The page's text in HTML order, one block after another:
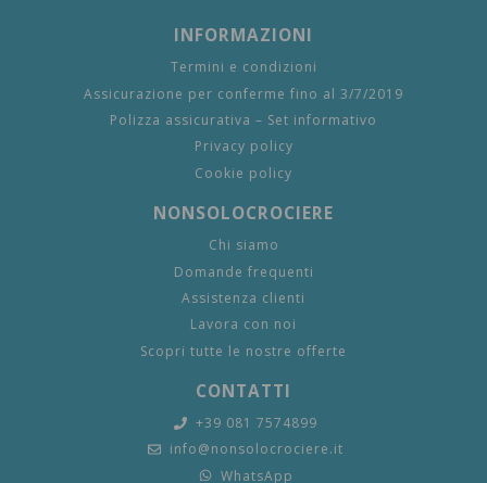
INFORMAZIONI
Termini e condizioni
Assicurazione per conferme fino al 3/7/2019
Polizza assicurativa – Set informativo
Privacy policy
Cookie policy
NONSOLOCROCIERE
Chi siamo
Domande frequenti
Assistenza clienti
Lavora con noi
Scopri tutte le nostre offerte
CONTATTI
+39 081 7574899
info@nonsolocrociere.it
WhatsApp